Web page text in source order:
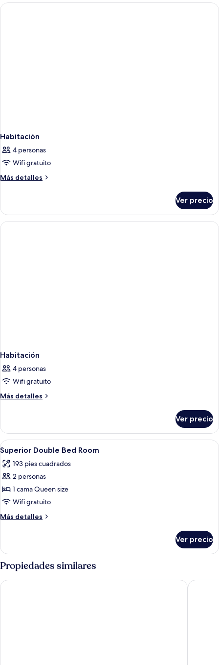
vista
a
Habitación
4 personas
Wifi gratuito
Más detalles
Más
Ver precio
Habitación
4 personas
Wifi gratuito
Más detalles
Más
Ver precio
Abrir
todas
las
fotos
de
Superior
Double
Bed
Un dormitorio con cabecera
9
Superior Double Bed Room
193 pies cuadrados
2 personas
1 cama Queen size
Wifi gratuito
Más detalles
Más
Double
Bed
Room
Ver precio
Propiedades similares
Villa Pera Suite Hotel Misafir